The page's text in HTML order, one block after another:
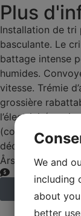
Plus
Installation de tri
basculante. Le
battage intense
humides.
vitesse. Trémie
grossière
l’électricité,
(consommation
déchargement
Årsmodell: 2020
Commander
We and
including
about
better